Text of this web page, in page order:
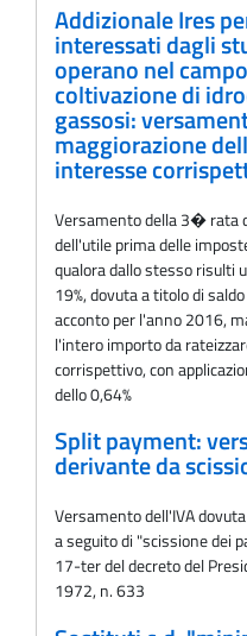
Addizionale Ires
interessati dagli
operano nel
coltivazione di
gassosi:
maggiorazione
interesse
Versamento della 3� rata
dell'utile prima delle
qualora dallo stesso risulti
19%, dovuta a titolo di
acconto per l'anno 2016,
l'intero importo da
corrispettivo, con
dello 0,64%
Split payment:
derivante da
Versamento dell'IVA
a seguito di "scissione dei
17-ter del decreto del
1972, n. 633